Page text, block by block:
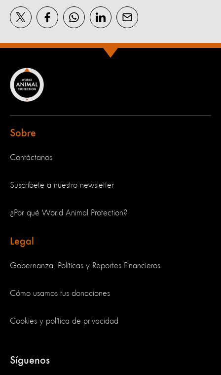
Sobre
Contáctanos
Suscríbete a nuestro newsletter
¿Por qué World Animal Protection?
Legal
Gobernanza, Políticas y Reportes Financieros
Cómo usamos tus donaciones
Cookies y política de privacidad
Síguenos